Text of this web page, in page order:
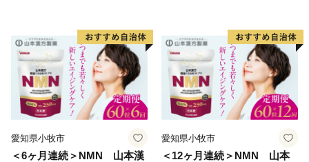
愛知県小牧市
＜6ヶ月連続＞NMN 山本漢
愛知県小牧市
＜12ヶ月連続＞NMN 山本